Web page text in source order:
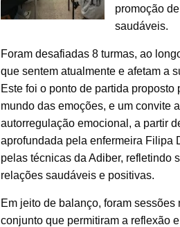
promoção
saudáveis.
Foram desafiadas 8 turmas, ao
que sentem atualmente e afetam a
Este foi o ponto de partida
mundo das emoções, e um convite
autorregulação emocional, a partir
aprofundada pela enfermeira Filipa
pelas técnicas da Adiber, refletindo
relações saudáveis e positivas.
Em jeito de balanço, foram
conjunto que permitiram a reflexão